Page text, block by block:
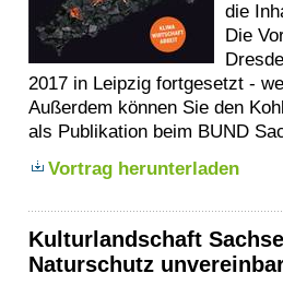
die
Die
2017 in Leipzig fortgesetzt -
Außerdem können Sie den
als Publikation beim BUND
Vortrag herunterladen
Kulturlandschaft
Naturschutz